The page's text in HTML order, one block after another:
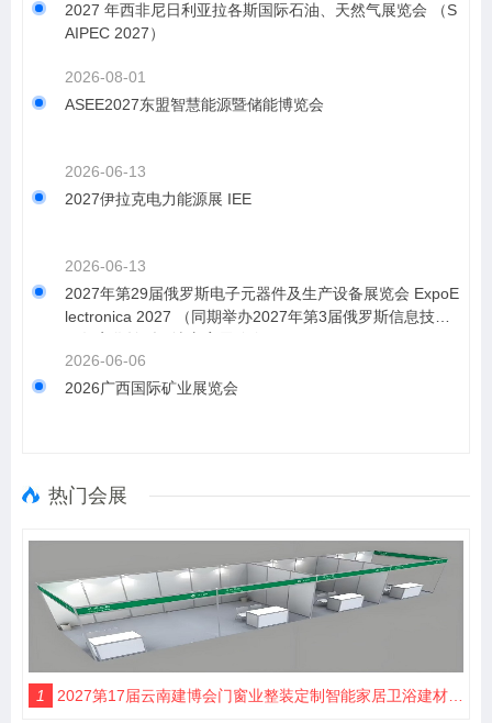
2027 年西非尼日利亚拉各斯国际石油、天然气展览会 （S
AIPEC 2027）
2026-08-01
ASEE2027东盟智慧能源暨储能博览会
2026-06-13
2027伊拉克电力能源展 IEE
2026-06-13
2027年第29届俄罗斯电子元器件及生产设备展览会 ExpoE
lectronica 2027 （同期举办2027年第3届俄罗斯信息技术
2026-06-06
2026广西国际矿业展览会
热门会展
1 2027第17届云南建博会门窗业整装定制智能家居卫浴建材展会